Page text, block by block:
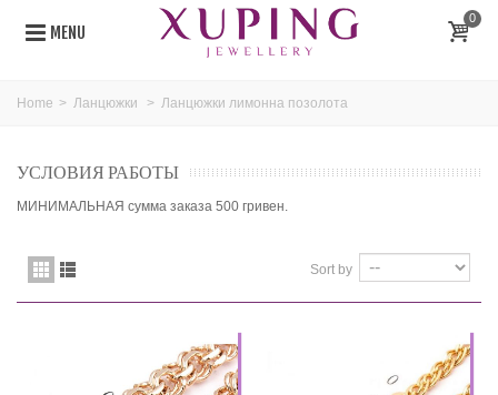
MENU
0
Home > Ланцюжки > Ланцюжки лимонна позолота
УСЛОВИЯ РАБОТЫ
МИНИМАЛЬНАЯ сумма заказа 500 гривен.
Sort by